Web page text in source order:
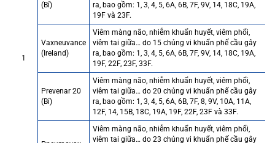
1
(Bỉ)
ra, bao gồm: 1, 3, 4, 5, 6A, 6B, 7F, 9V, 14, 18C, 19A,
19F và 23F.
Vaxneuvance
(Ireland)
Viêm màng não, nhiễm khuẩn huyết, viêm phổi,
viêm tai giữa… do 15 chủng vi khuẩn phế cầu gây
ra, bao gồm: 1, 3, 4, 5, 6A, 6B, 7F, 9V, 14, 18C, 19A,
19F, 22F, 23F, 33F.
Prevenar 20
(Bỉ)
Viêm màng não, nhiễm khuẩn huyết, viêm phổi,
viêm tai giữa… do 20 chủng vi khuẩn phế cầu gây
ra, bao gồm: 1, 3, 4, 5, 6A, 6B, 7F, 8, 9V, 10A, 11A,
12F, 14, 15B, 18C, 19A, 19F, 22F, 23F và 33F.
Viêm màng não, nhiễm khuẩn huyết, viêm phổi,
viêm tai giữa… do 23 chủng vi khuẩn phế cầu gây